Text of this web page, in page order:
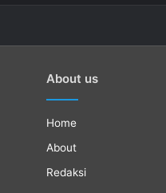
About us
Home
About
Redaksi